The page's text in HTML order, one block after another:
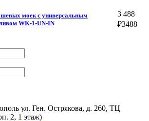
моек с универсальным
WK-1-UN-IN
3 488
₽3488
ул. Ген. Острякова, д. 260, ТЦ
2, 1 этаж)